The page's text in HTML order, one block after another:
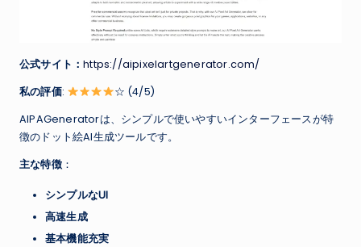
公式サイト：https://aipixelartgenerator.com/
私の評価:
☆ (4/5)
AIPAGeneratorは、シンプルで使いやすいインターフェースが特
徴のドット絵AI生成ツールです。
主な特徴：
シンプルなUI
高速生成
基本機能充実